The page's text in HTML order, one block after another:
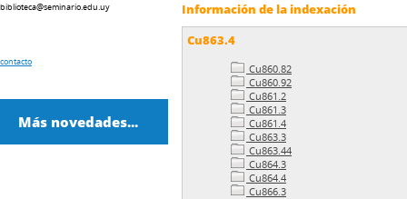
Información de la indexación
Cu863.4
Cu860.82
Cu860.92
Cu861.2
Cu861.3
Cu861.4
Cu863.3
Cu863.44
Cu864.3
Cu864.4
Cu866.3
biblioteca@seminario.edu.uy
contacto
Más novedades...